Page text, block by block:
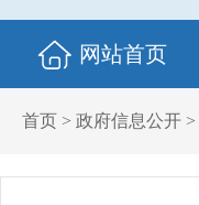
网站首页
首页 > 政府信息公开 >